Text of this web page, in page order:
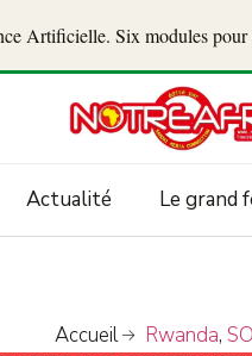
Artificielle. Six modules pour
Actualité Le grand
Accueil Rwanda,